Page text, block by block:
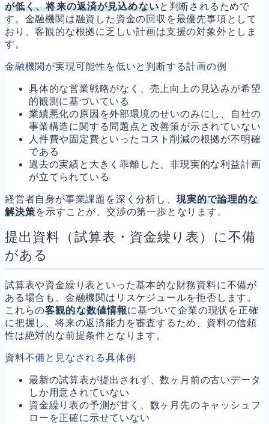
が低く、将来の返済が見込めないと判断されるためで
す。金融機関は融資した資金の回収を最優先事項として
おり、客観的な根拠に乏しい計画は支援の対象外としま
す。
金融機関が実現可能性を低いと判断する計画の例
具体的な営業戦略がなく、売上向上の見込みが希望
的観測に基づいている
業績悪化の原因を外部環境のせいのみにし、自社の
事業構造に関する問題点と改善策が示されていない
人件費や固定費といったコスト削減の根拠が不明確
である
過去の実績と大きく乖離した、非現実的な利益計画
が立てられている
経営者自身が事業課題を深く分析し、 現実的で論理的な
解決策を示すことが、交渉の第一歩となります。
提出資料（試算表・資金繰り表）に不備
がある
試算表や資金繰り表といった基本的な財務資料に不備が
ある場合も、金融機関はリスケジュールを拒否します。
これらの客観的な数値情報に基づいて企業の現状を正確
に把握し、将来の返済能力を審査するため、資料の信頼
性は絶対的な前提条件となります。
資料不備と見なされる具体例
最新の試算表が提出されず、数ヶ月前の古いデータ
しか用意されていない
資金繰り表の予測が甘く、数ヶ月先のキャッシュフ
ローを正確に示せていない